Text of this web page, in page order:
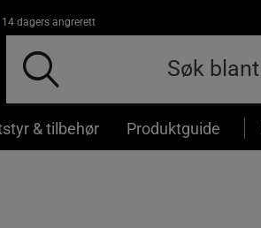
14 dagers angrerett
& tilbehør Produktguide